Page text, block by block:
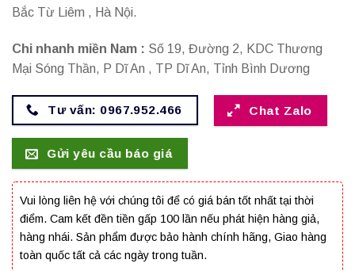
Bắc Từ Liêm , Hà Nội.
Chi nhanh miền Nam : Số 19, Đường 2, KDC Thương
Mại Sóng Thần, P Dĩ An , TP Dĩ An, Tỉnh Bình Dương
Tư vấn: 0967.952.466 Chat Zalo
Gửi yêu cầu báo giá
Vui lòng liên hệ với chúng tôi để có giá bán tốt nhất tại thời
điểm. Cam kết đền tiền gấp 100 lần nếu phát hiện hàng giả,
hàng nhái. Sản phẩm được bảo hành chính hãng, Giao hàng
toàn quốc tất cả các ngày trong tuần.